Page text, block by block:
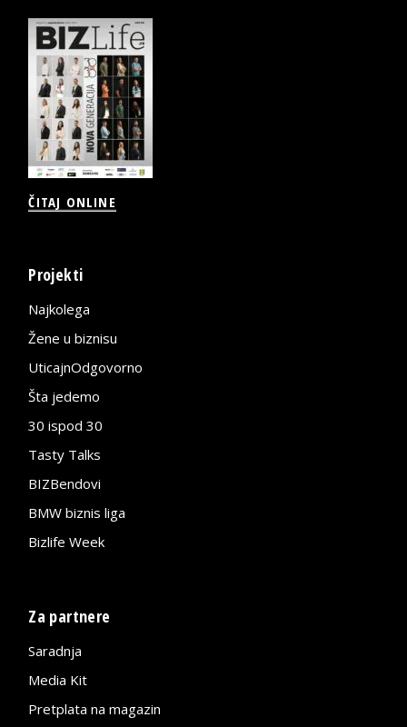
ČITAJ ONLINE
Projekti
Najkolega
Žene u biznisu
UticajnOdgovorno
Šta jedemo
30 ispod 30
Tasty Talks
BIZBendovi
BMW biznis liga
Bizlife Week
Za partnere
Saradnja
Media Kit
Pretplata na magazin